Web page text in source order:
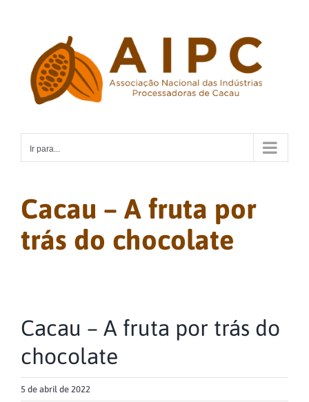
conteúdo
Ir para...
Cacau – A fruta por
trás do chocolate
Cacau – A fruta por trás do
chocolate
5 de abril de 2022